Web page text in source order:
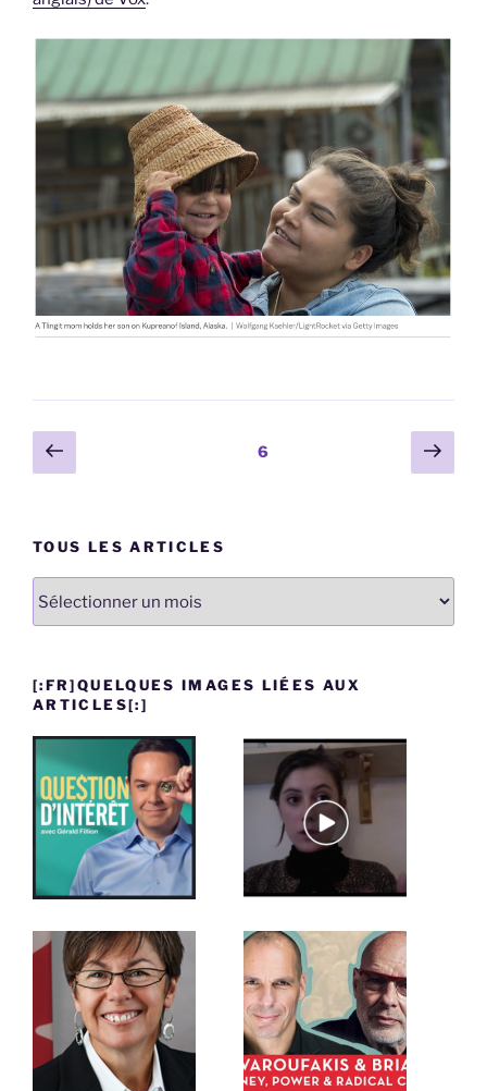
Pagination
des
Page
précédente
Page6
Page
TOUS LES ARTICLES
les
[:FR]QUELQUES IMAGES LIÉES AUX
ARTICLES[:]